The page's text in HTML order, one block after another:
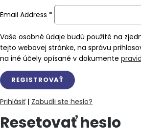
Email Address *
Vaše osobné údaje budú použité na
tejto webovej stránke, na správu
na iné účely opísané v dokumente
Prihlásiť | Zabudli ste heslo?
Resetovať heslo